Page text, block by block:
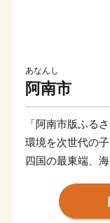
あなんし
阿南市
「阿南市版ふる
環境を次世代の
四国の最東端、
に対して真摯に
ていくことによ